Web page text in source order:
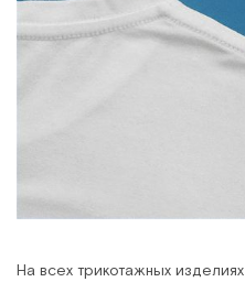
На всех трикотажных изделиях